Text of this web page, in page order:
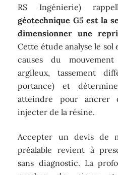
RS Ingénierie)
géotechnique G5 est la
dimensionner une
Cette étude analyse le
causes du
argileux, tassement
portance) et
atteindre pour ancrer
injecter de la résine.
Accepter un devis de
préalable revient à
sans diagnostic. La